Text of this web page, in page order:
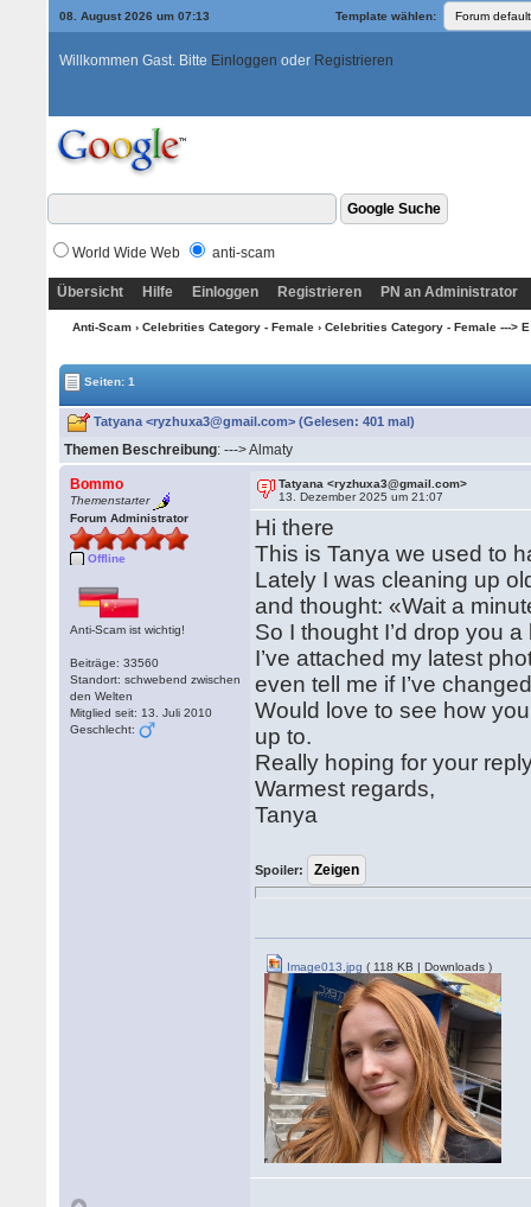
08. August 2026 um 07:13 Template wählen:
Willkommen Gast. Bitte Einloggen oder Registrieren
World Wide Web anti-scam
Übersicht Hilfe Einloggen Registrieren PN an Administrator
Anti-Scam› Celebrities Category - Female› Celebrities Category - Female ---> E
Seiten: 1
Tatyana <ryzhuxa3@gmail.com> (Gelesen: 401 mal)
Themen Beschreibung: ---> Almaty
Bommo
Themenstarter
Forum Administrator
Offline
Anti-Scam ist wichtig!
Beiträge: 33560
Standort: schwebend zwischen
den Welten
Mitglied seit: 13. Juli 2010
Geschlecht:
Tatyana <ryzhuxa3@gmail.com>
13. Dezember 2025 um 21:07
Hi there
This is Tanya we used to
Lately I was cleaning up
and thought: «Wait a
So I thought I’d drop you
I’ve attached my latest
even tell me if I’ve
Would love to see how
up to.
Really hoping for your
Warmest regards,
Tanya
Spoiler:
Image013.jpg ( 118 KB | Downloads )